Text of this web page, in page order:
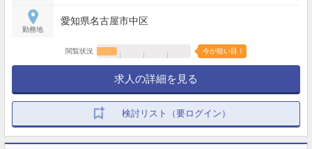
勤務地
愛知県名古屋市中区
閲覧状況 今が狙い目！
求人の詳細を見る
検討リスト（要ログイン）